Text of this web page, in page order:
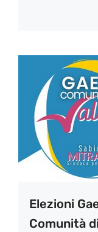
Elezioni
Comunità